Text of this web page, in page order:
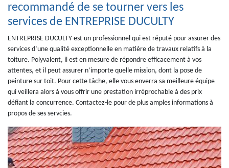
recommandé de se tourner vers les
services de ENTREPRISE DUCULTY
ENTREPRISE DUCULTY est un professionnel qui est réputé pour assurer des
services d’une qualité exceptionnelle en matière de travaux relatifs à la
toiture. Polyvalent, il est en mesure de répondre efficacement à vos
attentes, et il peut assurer n’importe quelle mission, dont la pose de
peinture sur toit. Pour cette tâche, elle vous enverra sa meilleure équipe
qui veillera alors à vous offrir une prestation irréprochable à des prix
défiant la concurrence. Contactez-le pour de plus amples informations à
propos de ses servcies.